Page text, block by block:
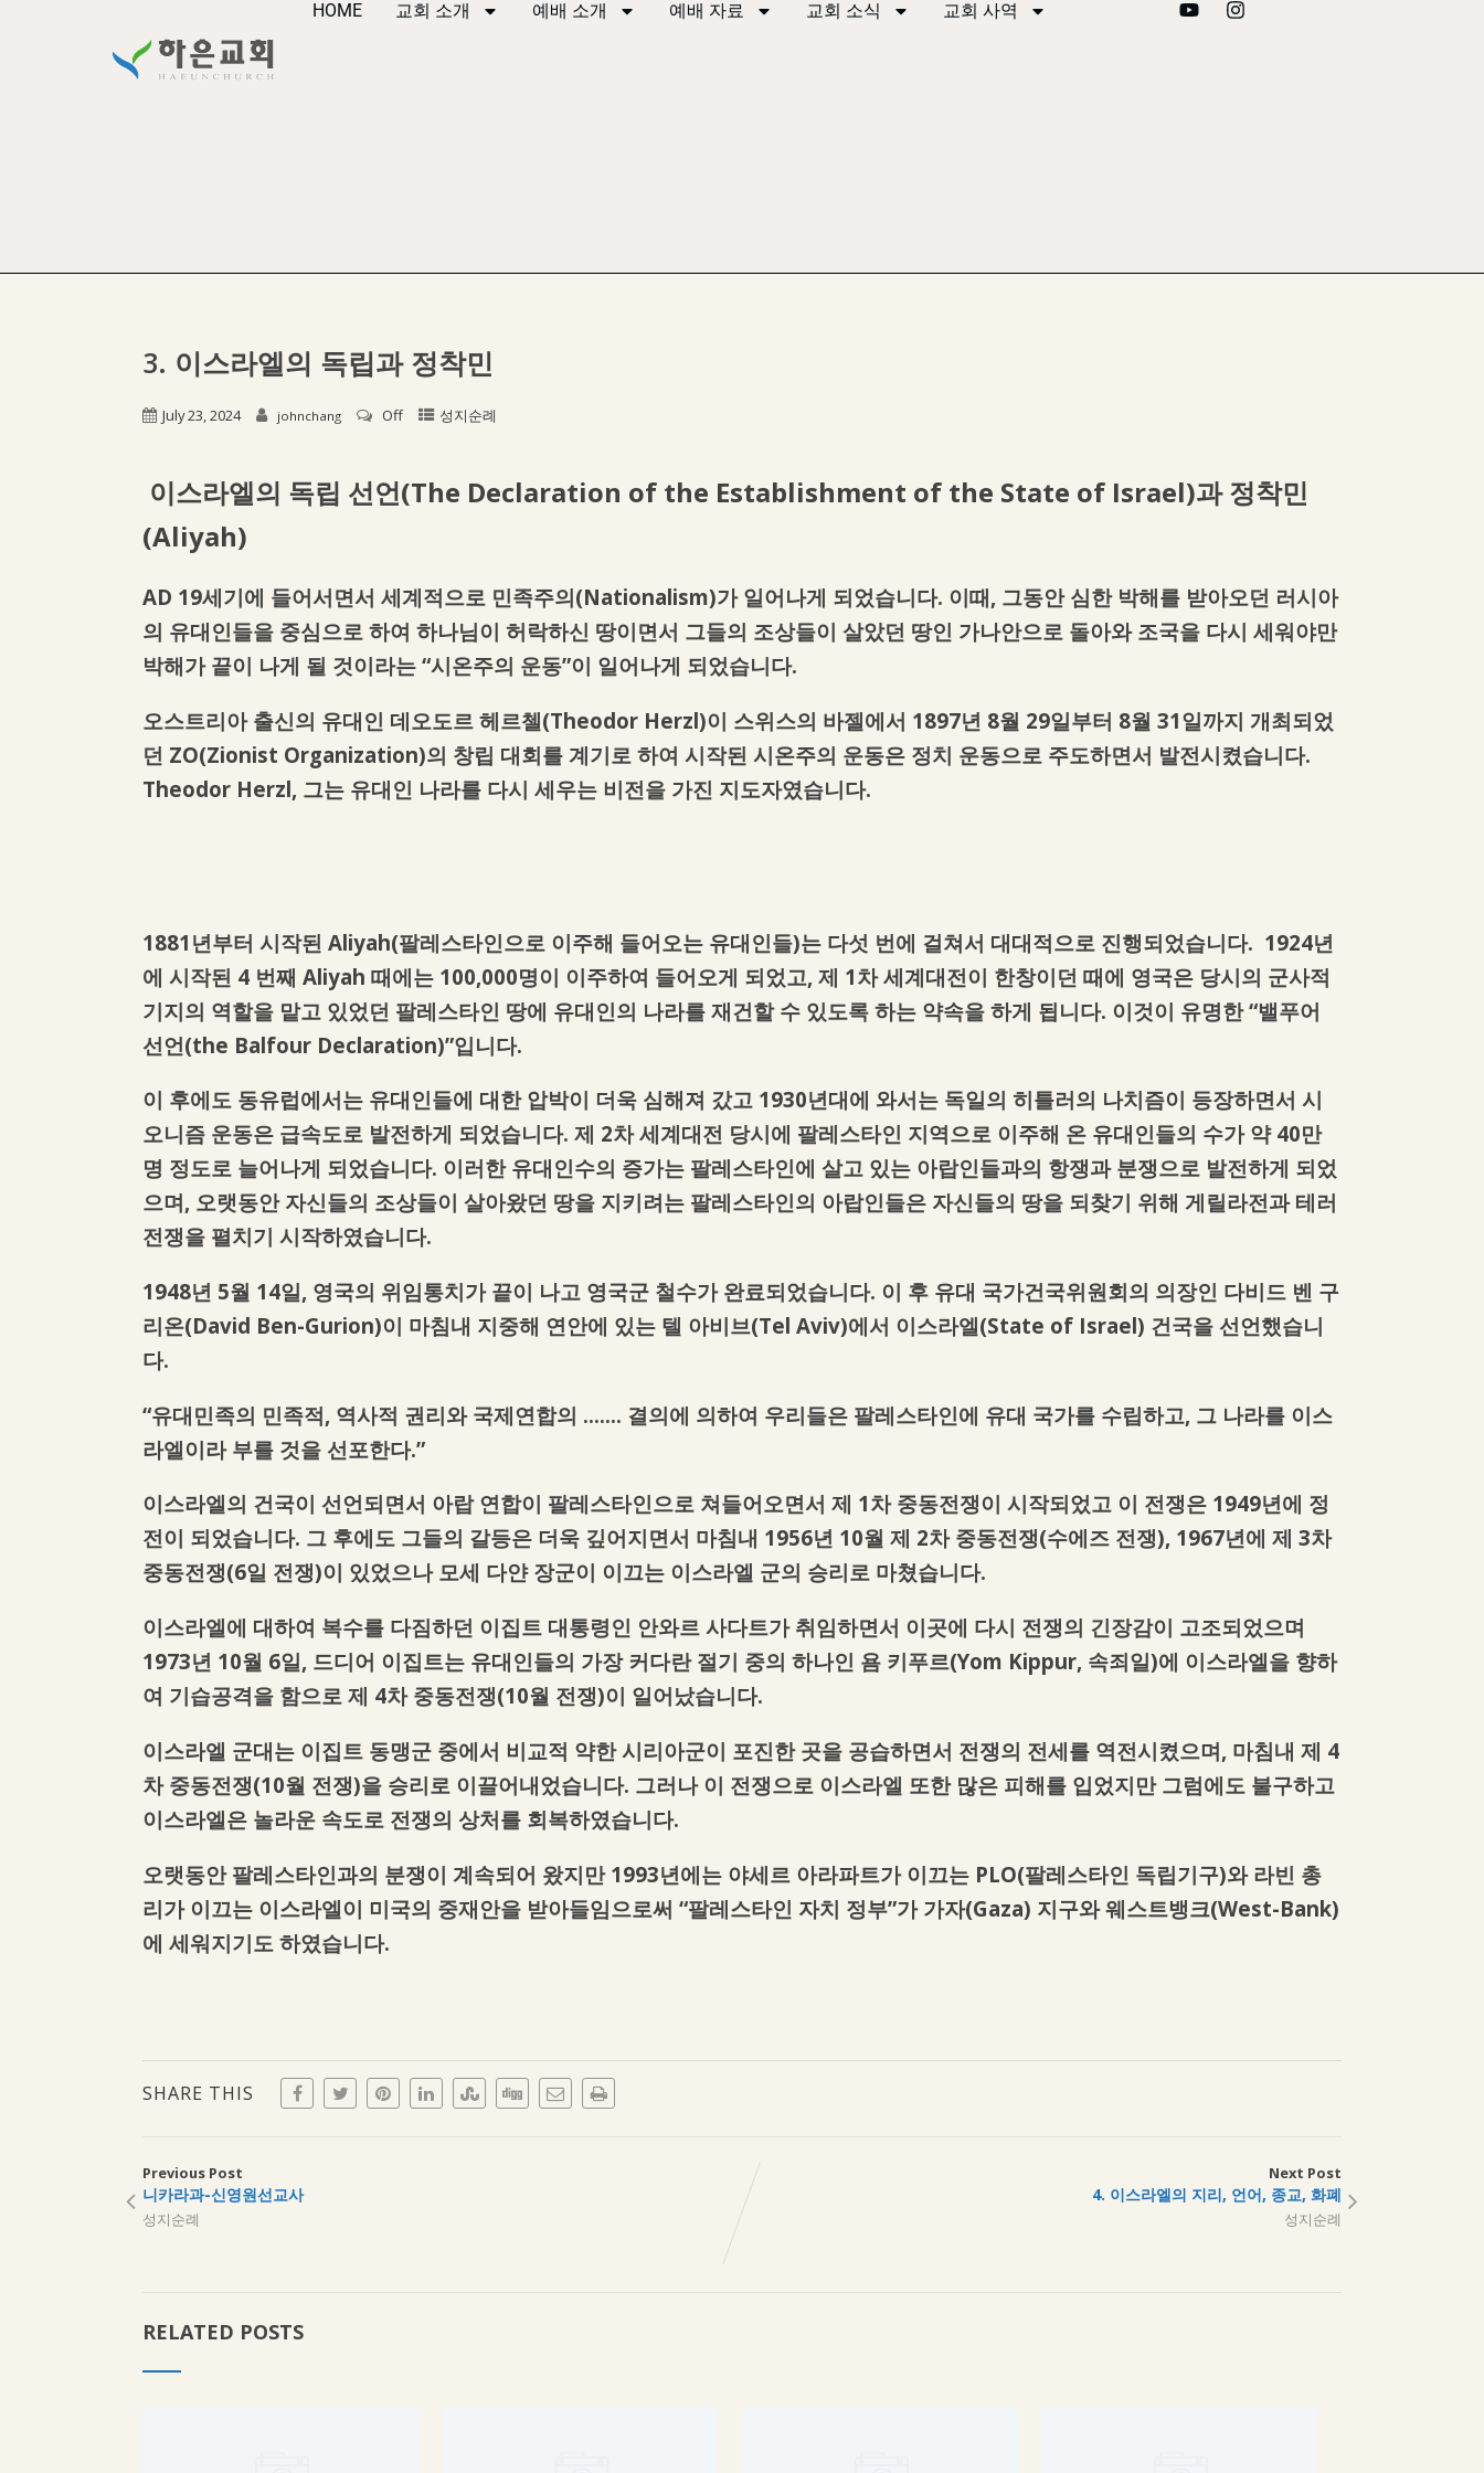
HOME 교회 소개 예배 소개 예배 자료 교회 소식 교회 사역
3. 이스라엘의 독립과 정착민
July 23, 2024 johnchang Off 성지순례
이스라엘의 독립 선언(The Declaration of the Establishment of the State of Israel)과 정착민
(Aliyah)
AD 19세기에 들어서면서 세계적으로 민족주의(Nationalism)가 일어나게 되었습니다. 이때, 그동안 심한 박해를 받아오던 러시아
의 유대인들을 중심으로 하여 하나님이 허락하신 땅이면서 그들의 조상들이 살았던 땅인 가나안으로 돌아와 조국을 다시 세워야만
박해가 끝이 나게 될 것이라는 “시온주의 운동”이 일어나게 되었습니다.
오스트리아 출신의 유대인 데오도르 헤르첼(Theodor Herzl)이 스위스의 바젤에서 1897년 8월 29일부터 8월 31일까지 개최되었
던 ZO(Zionist Organization)의 창립 대회를 계기로 하여 시작된 시온주의 운동은 정치 운동으로 주도하면서 발전시켰습니다.
Theodor Herzl, 그는 유대인 나라를 다시 세우는 비전을 가진 지도자였습니다.
1881년부터 시작된 Aliyah(팔레스타인으로 이주해 들어오는 유대인들)는 다섯 번에 걸쳐서 대대적으로 진행되었습니다. 1924년
에 시작된 4 번째 Aliyah 때에는 100,000명이 이주하여 들어오게 되었고, 제 1차 세계대전이 한창이던 때에 영국은 당시의 군사적
기지의 역할을 맡고 있었던 팔레스타인 땅에 유대인의 나라를 재건할 수 있도록 하는 약속을 하게 됩니다. 이것이 유명한 “밸푸어
선언(the Balfour Declaration)”입니다.
이 후에도 동유럽에서는 유대인들에 대한 압박이 더욱 심해져 갔고 1930년대에 와서는 독일의 히틀러의 나치즘이 등장하면서 시
오니즘 운동은 급속도로 발전하게 되었습니다. 제 2차 세계대전 당시에 팔레스타인 지역으로 이주해 온 유대인들의 수가 약 40만
명 정도로 늘어나게 되었습니다. 이러한 유대인수의 증가는 팔레스타인에 살고 있는 아랍인들과의 항쟁과 분쟁으로 발전하게 되었
으며, 오랫동안 자신들의 조상들이 살아왔던 땅을 지키려는 팔레스타인의 아랍인들은 자신들의 땅을 되찾기 위해 게릴라전과 테러
전쟁을 펼치기 시작하였습니다.
1948년 5월 14일, 영국의 위임통치가 끝이 나고 영국군 철수가 완료되었습니다. 이 후 유대 국가건국위원회의 의장인 다비드 벤 구
리온(David Ben-Gurion)이 마침내 지중해 연안에 있는 텔 아비브(Tel Aviv)에서 이스라엘(State of Israel) 건국을 선언했습니
다.
“유대민족의 민족적, 역사적 권리와 국제연합의 ……. 결의에 의하여 우리들은 팔레스타인에 유대 국가를 수립하고, 그 나라를 이스
라엘이라 부를 것을 선포한다.”
이스라엘의 건국이 선언되면서 아랍 연합이 팔레스타인으로 쳐들어오면서 제 1차 중동전쟁이 시작되었고 이 전쟁은 1949년에 정
전이 되었습니다. 그 후에도 그들의 갈등은 더욱 깊어지면서 마침내 1956년 10월 제 2차 중동전쟁(수에즈 전쟁), 1967년에 제 3차
중동전쟁(6일 전쟁)이 있었으나 모세 다얀 장군이 이끄는 이스라엘 군의 승리로 마쳤습니다.
이스라엘에 대하여 복수를 다짐하던 이집트 대통령인 안와르 사다트가 취임하면서 이곳에 다시 전쟁의 긴장감이 고조되었으며
1973년 10월 6일, 드디어 이집트는 유대인들의 가장 커다란 절기 중의 하나인 욤 키푸르(Yom Kippur, 속죄일)에 이스라엘을 향하
여 기습공격을 함으로 제 4차 중동전쟁(10월 전쟁)이 일어났습니다.
이스라엘 군대는 이집트 동맹군 중에서 비교적 약한 시리아군이 포진한 곳을 공습하면서 전쟁의 전세를 역전시켰으며, 마침내 제 4
차 중동전쟁(10월 전쟁)을 승리로 이끌어내었습니다. 그러나 이 전쟁으로 이스라엘 또한 많은 피해를 입었지만 그럼에도 불구하고
이스라엘은 놀라운 속도로 전쟁의 상처를 회복하였습니다.
오랫동안 팔레스타인과의 분쟁이 계속되어 왔지만 1993년에는 야세르 아라파트가 이끄는 PLO(팔레스타인 독립기구)와 라빈 총
리가 이끄는 이스라엘이 미국의 중재안을 받아들임으로써 “팔레스타인 자치 정부”가 가자(Gaza) 지구와 웨스트뱅크(West-Bank)
에 세워지기도 하였습니다.
SHARE THIS
Previous Post
니카라과-신영원선교사
성지순례
Next Post
4. 이스라엘의 지리, 언어, 종교, 화폐
성지순례
RELATED POSTS